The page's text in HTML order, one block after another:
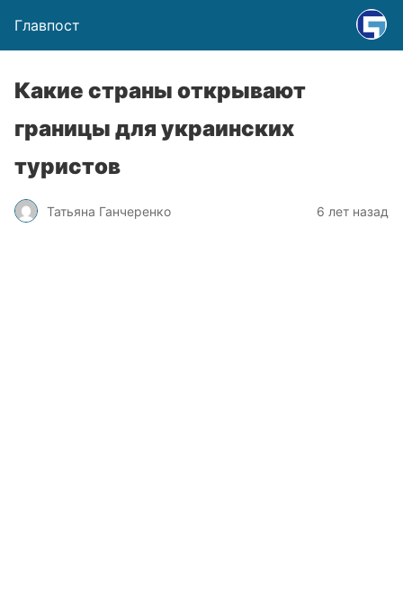
Главпост
Какие страны открывают
границы для украинских
туристов
Татьяна Ганчеренко 6 лет назад